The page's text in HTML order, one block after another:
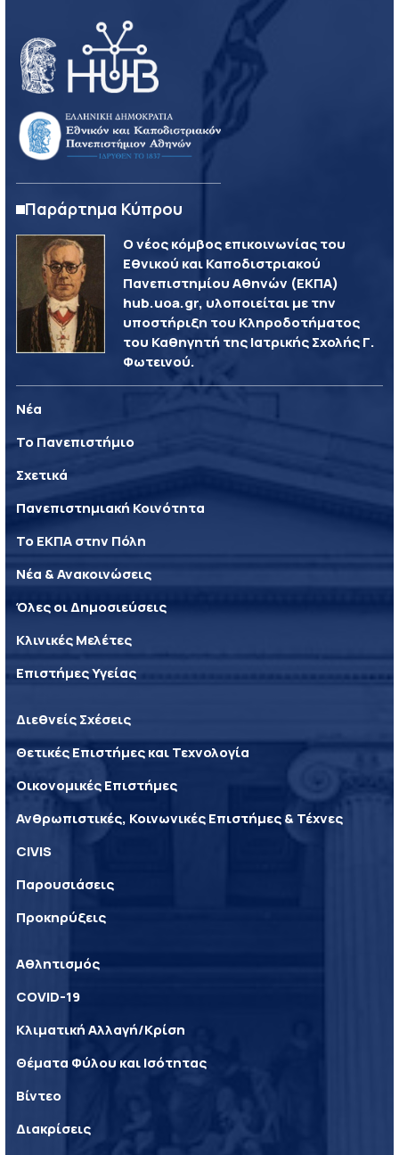
Παράρτημα Κύπρου
Ο νέος κόμβος επικοινωνίας του
Εθνικού και Καποδιστριακού
Πανεπιστημίου Αθηνών (ΕΚΠΑ)
hub.uoa.gr, υλοποιείται με την
υποστήριξη του Κληροδοτήματος
του Καθηγητή της Ιατρικής Σχολής Γ.
Φωτεινού.
Νέα
Το Πανεπιστήμιο
Σχετικά
Πανεπιστημιακή Κοινότητα
Το ΕΚΠΑ στην Πόλη
Νέα & Ανακοινώσεις
Όλες οι Δημοσιεύσεις
Κλινικές Μελέτες
Επιστήμες Υγείας
Διεθνείς Σχέσεις
Θετικές Επιστήμες και Τεχνολογία
Οικονομικές Επιστήμες
Ανθρωπιστικές, Κοινωνικές Επιστήμες & Τέχνες
CIVIS
Παρουσιάσεις
Προκηρύξεις
Αθλητισμός
COVID-19
Κλιματική Αλλαγή/Κρίση
Θέματα Φύλου και Ισότητας
Βίντεο
Διακρίσεις